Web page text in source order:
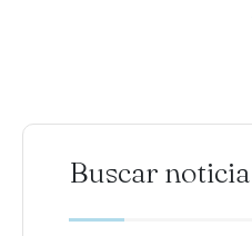
Buscar noticia